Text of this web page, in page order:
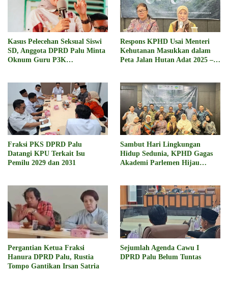
Kasus Pelecehan Seksual Siswi
SD, Anggota DPRD Palu Minta
Oknum Guru P3K
Respons KPHD Usai Menteri
Kehutanan Masukkan dalam
Peta Jalan Hutan Adat 2025 –
Fraksi PKS DPRD Palu
Datangi KPU Terkait Isu
Pemilu 2029 dan 2031
Sambut Hari Lingkungan
Hidup Sedunia, KPHD Gagas
Akademi Parlemen Hijau
Pergantian Ketua Fraksi
Hanura DPRD Palu, Rustia
Tompo Gantikan Irsan Satria
Sejumlah Agenda Cawu I
DPRD Palu Belum Tuntas